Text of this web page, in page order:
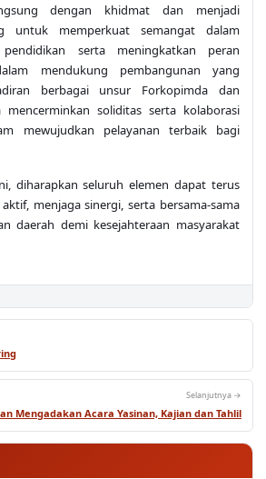
untuk memperkuat semangat dalam
serta meningkatkan peran
mendukung pembangunan yang
berbagai unsur Forkopimda dan
soliditas serta kolaborasi
mewujudkan pelayanan terbaik bagi
menjaga sinergi, serta bersama-sama
daerah demi kesejahteraan masyarakat
Selanjutnya →
Mengadakan Acara Yasinan, Kajian dan Tahlil